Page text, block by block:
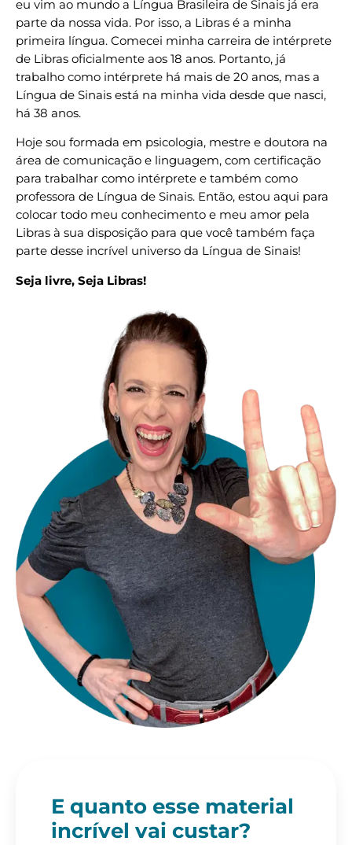
eu vim ao mundo a Língua Brasileira de Sinais já era
parte da nossa vida. Por isso, a Libras é a minha
primeira língua. Comecei minha carreira de intérprete
de Libras oficialmente aos 18 anos. Portanto, já
trabalho como intérprete há mais de 20 anos, mas a
Língua de Sinais está na minha vida desde que nasci,
há 38 anos.
Hoje sou formada em psicologia, mestre e doutora na
área de comunicação e linguagem, com certificação
para trabalhar como intérprete e também como
professora de Língua de Sinais. Então, estou aqui para
colocar todo meu conhecimento e meu amor pela
Libras à sua disposição para que você também faça
parte desse incrível universo da Língua de Sinais!
Seja livre, Seja Libras!
E quanto esse material
incrível vai custar?